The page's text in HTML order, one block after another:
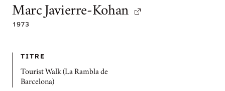
Marc Javierre-Kohan
1973
TITRE
Tourist Walk (La Rambla de
Barcelona)